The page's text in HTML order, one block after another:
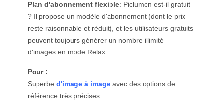
Plan d'abonnement flexible: Piclumen est-il gratuit
? Il propose un modèle d'abonnement (dont le prix
reste raisonnable et réduit), et les utilisateurs gratuits
peuvent toujours générer un nombre illimité
d'images en mode Relax.
Pour :
Superbe d'image à image avec des options de
référence très précises.